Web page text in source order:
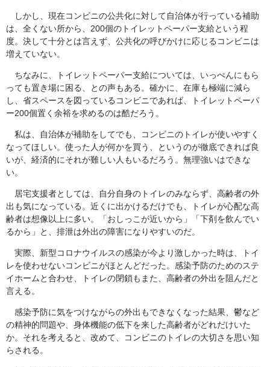
しかし、現在コンビニの公共化に対して自治体が行っている補助
は、全くない所から、200個のトイレットペーパー支給という程
度。決して十分とは言えず、公共化の呼びかけに応じるコンビニは
増えていない。
ちなみに、トイレットペーパー支給については、いっぺんにもら
っても置き場に困る、との声もある。確かに、在庫も極端に減ら
し、省スペースを図っているコンビニであれば、トイレットペーパ
ー200個置く余裕を求めるのは酷だろう。
私は、自治体が補助をしてでも、コンビニのトイレが使いやすく
なってほしい。使った人が何かを買う、というのが徹底できれば良
いが、経済的にそれが難しい人もいるだろう。無理強いはできな
い。
居宅支援者としては、自分自身のトイレのみならず、高齢者の外
出も気になっている。近くに出かけるだけでも、トイレが心配な高
齢者は想像以上に多い。「おしっこが近いから」「下剤を飲んでい
るから」と、排泄は外出の障害になりやすいのだ。
実際、新型コロナウイルスの感染が今より激しかった時は、トイ
レを使わせないコンビニがほとんどだった。感染予防のためのステ
イホームと合わせ、トイレの閉鎖もまた、高齢者の外出を阻んだと
言える。
感染予防に気をつけながらの外出もできなくなった結果、鬱など
の精神的問題や、身体機能の低下を来した高齢者がどれだけいた
か。それを考えると、改めて、コンビニのトイレの大切さを思い知
らされる。